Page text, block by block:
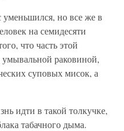
но все же в
на семидесяти
что часть этой
раковиной,
суповых мисок, а
идти в такой толкучке,
табачного дыма.